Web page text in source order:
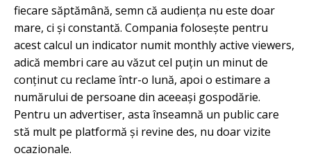
fiecare săptămână, semn că audiența nu este doar
mare, ci și constantă. Compania folosește pentru
acest calcul un indicator numit monthly active viewers,
adică membri care au văzut cel puțin un minut de
conținut cu reclame într-o lună, apoi o estimare a
numărului de persoane din aceeași gospodărie.
Pentru un advertiser, asta înseamnă un public care
stă mult pe platformă și revine des, nu doar vizite
ocazionale.